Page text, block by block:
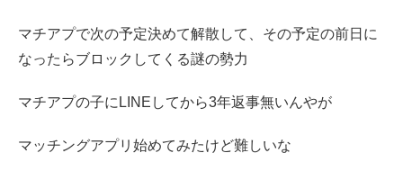
マチアプで次の予定決めて解散して、その予定の前日に
なったらブロックしてくる謎の勢力
マチアプの子にLINEしてから3年返事無いんやが
マッチングアプリ始めてみたけど難しいな